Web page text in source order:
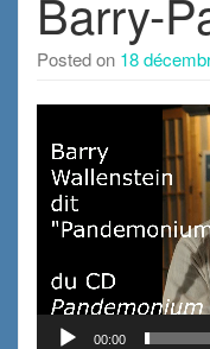
Barry-
Posted on 18
vidéo
00:00